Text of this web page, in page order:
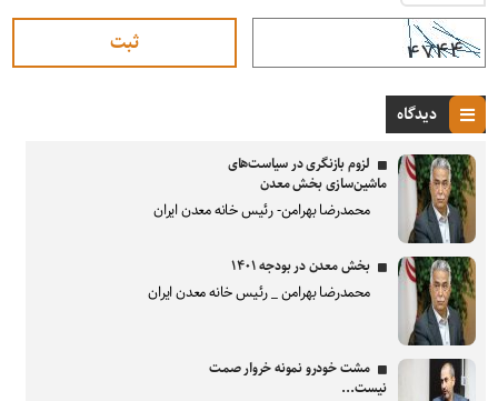
دیدگاه
لزوم بازنگری در سیاست‌های
ماشین‌سازی بخش معدن
محمدرضا بهرامن- رئیس خانه معدن ایران
بخش معدن در بودجه ۱۴۰۱
محمدرضا بهرامن _ رئیس خانه معدن ایران
مشت خودرو نمونه خروار صمت
نیست...